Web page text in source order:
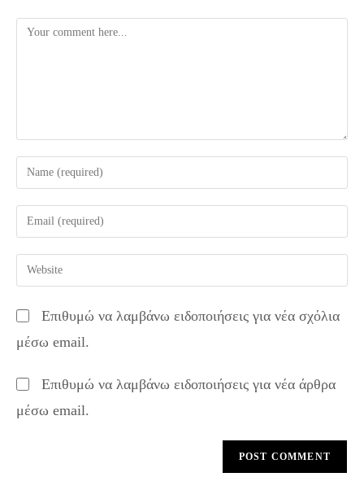
Comment
Enter
your
name
comment
Enter
your
email
address
comment
Enter
your
URL
(optional)
Επιθυμώ να λαμβάνω ειδοποιήσεις για νέα σχόλια
μέσω email.
Επιθυμώ να λαμβάνω ειδοποιήσεις για νέα άρθρα
μέσω email.